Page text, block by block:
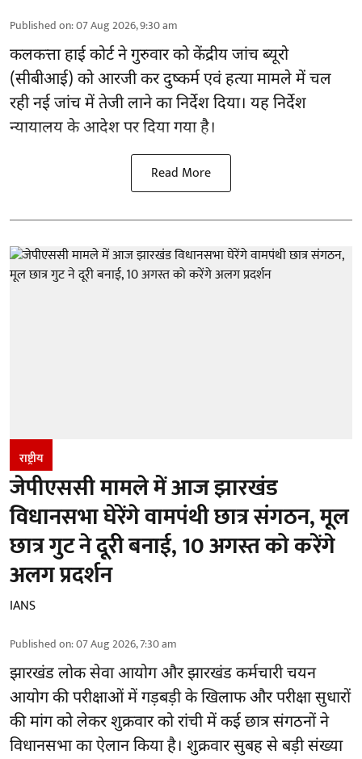
Published on:07 Aug 2026, 9:30 am
कलकत्ता हाई कोर्ट ने गुरुवार को केंद्रीय जांच ब्यूरो
(सीबीआई) कोआरजी कर दुष्कर्म एवं हत्या मामलेमें चल
रही नई जांच में तेजी लाने का निर्देश दिया। यह निर्देश
न्यायालय के आदेश पर दिया गया है।
Read More
राष्ट्रीय
जेपीएससी मामले में आज झारखंड
विधानसभा घेरेंगे वामपंथी छात्र संगठन, मूल
छात्र गुट ने दूरी बनाई, 10 अगस्त को करेंगे
अलग प्रदर्शन
IANS
Published on:07 Aug 2026, 7:30 am
झारखंडलोक सेवा आयोग और झारखंड कर्मचारी चयन
आयोग की परीक्षाओं में गड़बड़ी के खिलाफ और परीक्षा सुधारों
की मांग को लेकर शुक्रवार को रांची में कई छात्र संगठनों ने
विधानसभा का ऐलान किया है। शुक्रवार सुबह से बड़ी संख्या